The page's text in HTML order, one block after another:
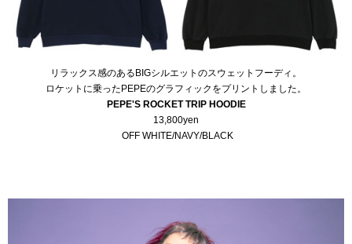
リラックス感のあるBIGシルエットのスウェットフーディ。
ロケットに乗ったPEPEのグラフィックをプリントしました。
PEPE'S ROCKET TRIP HOODIE
13,800yen
OFF WHITE/NAVY/BLACK